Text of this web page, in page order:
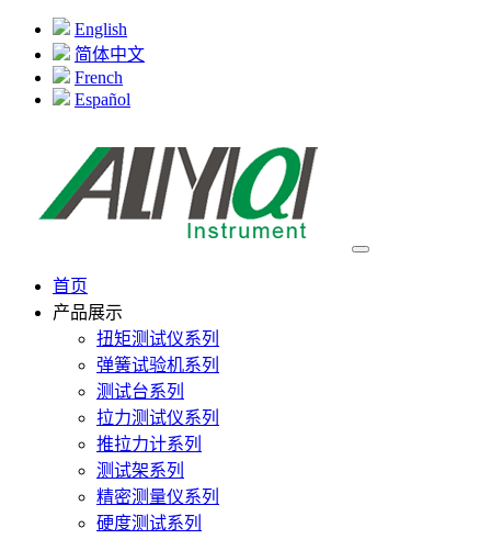
English
简体中文
French
Español
首页
产品展示
扭矩测试仪系列
弹簧试验机系列
测试台系列
拉力测试仪系列
推拉力计系列
测试架系列
精密测量仪系列
硬度测试系列